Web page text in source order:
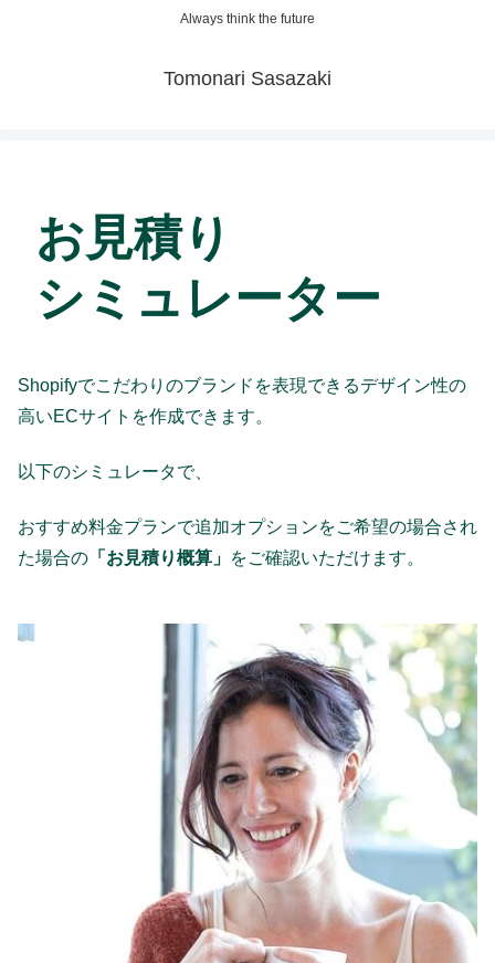
Always think the future
Tomonari Sasazaki
お見積り
シミュレーター
Shopifyでこだわりのブランドを表現できるデザイン性の
高いECサイトを作成できます。
以下のシミュレータで、
おすすめ料金プランで追加オプションをご希望の場合され
た場合の 「お見積り概算」 をご確認いただけます。